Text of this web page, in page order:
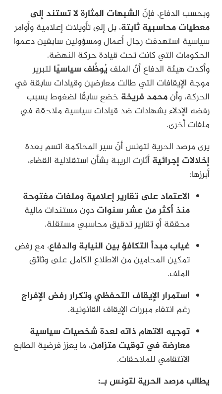
وبحسب الدفاع، فإنّ الشبهات المثارة لا تستند إلى
معطيات محاسبية ثابتة، بل إلى تأويلات إعلامية وأوامر
سياسية استهدفت رجال أعمال ومسؤولين سابقين دعموا
الحكومات التي كانت تحت قيادة حركة النهضة.
وأكدت هيئة الدفاع أنّ الملفيُوظَّف سياسيًا لتبرير
موجة الإيقافات التي طالت معارضين وقيادات سابقة في
الحركة، وأنمحمد فريخة خضع سابقًا لضغوط بسبب
رفضه الإدلاء بشهادات ضد قيادات سياسية ملاحقة في
ملفات أخرى.
يرى مرصد الحرية لتونس أنّ سير المحاكمة اتسم بعدة
إخلالات إجرائية أثارت الريبة بشأن استقلالية القضاء،
أبرزها:
الاعتماد على تقارير إعلامية وملفات مفتوحة
منذ أكثر من عشر سنواتدون مستندات مالية
محققة أو تقارير تدقيق محاسبي مستقلة.
غياب مبدأ التكافؤ بين النيابة والدفاع، مع رفض
تمكين المحامين من الاطلاع الكامل على وثائق
الملف.
استمرار الإيقاف التحفظي وتكرار رفض الإفراج
رغم انتفاء مبررات الإيقاف القانونية.
توجيه الاتهام ذاته لعدة شخصيات سياسية
معارضة في توقيت متزامن، ما يعزز فرضية الطابع
الانتقامي للملاحقات.
يطالب مرصد الحرية لتونس بـ: